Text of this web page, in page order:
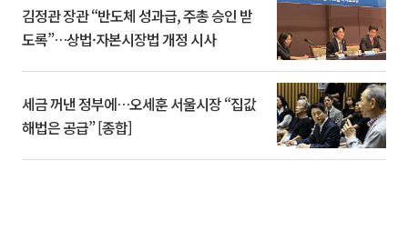
김정관 장관 “반도체 성과급, 주총 승인 받
도록”…상법·자본시장법 개정 시사
세금 꺼낸 정부에…오세훈 서울시장 “집값
해법은 공급” [종합]